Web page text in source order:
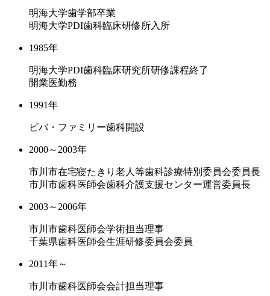
明海大学歯学部卒業
明海大学PDI歯科臨床研修所入所
1985年
明海大学PDI歯科臨床研究所研修課程終了
開業医勤務
1991年
ビバ・ファミリー歯科開設
2000～2003年
市川市在宅寝たきり老人等歯科診療特別委員会委員長
市川市歯科医師会歯科介護支援センター運営委員長
2003～2006年
市川市歯科医師会学術担当理事
千葉県歯科医師会生涯研修委員会委員
2011年～
市川市歯科医師会会計担当理事